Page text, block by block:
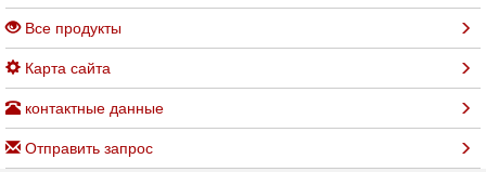
Все продукты
Карта сайта
контактные данные
Отправить запрос